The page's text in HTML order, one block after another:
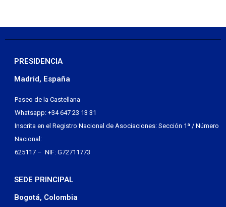
PRESIDENCIA
Madrid, España
Paseo de la Castellana
Whatsapp: +34 647 23 13 31
Inscrita en el Registro Nacional de Asociaciones: Sección 1ª / Número
Nacional:
625117 – NIF: G72711773
SEDE PRINCIPAL
Bogotá, Colombia